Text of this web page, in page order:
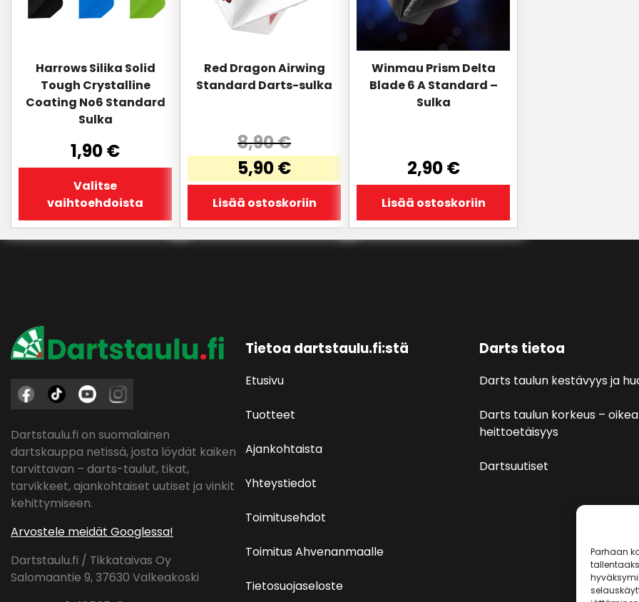
Parhaan
Harrows Silika Solid
Tough Crystalline
Coating No6 Standard
Sulka
1,90€
Valitse
vaihtoehdoista
Red Dragon Airwing
Standard Darts-sulka
8,90€
Alkuperäinen
hinta
oli:
5,90€
Nykyinen
hinta
on:
5,90 €.
Lisää ostoskoriin
Winmau Prism Delta
Blade 6 A Standard –
Sulka
2,90€
Lisää ostoskoriin
Dartstaulu.fi on suomalainen
dartskauppa netissä, josta löydät kaiken
tarvittavan – darts-taulut, tikat,
tarvikkeet, ajankohtaiset uutiset ja vinkit
kehittymiseen.
Arvostele meidät Googlessa!
Dartstaulu.fi / Tikkataivas Oy
Salomaantie 9, 37630 Valkeakoski
Tietoa dartstaulu.fi:stä
Etusivu
Tuotteet
Ajankohtaista
Yhteystiedot
Toimitusehdot
Toimitus Ahvenanmaalle
Tietosuojaseloste
Darts tietoa
Darts taulun kestävyys ja
Darts taulun korkeus –
heittoetäisyys
Dartsuutiset